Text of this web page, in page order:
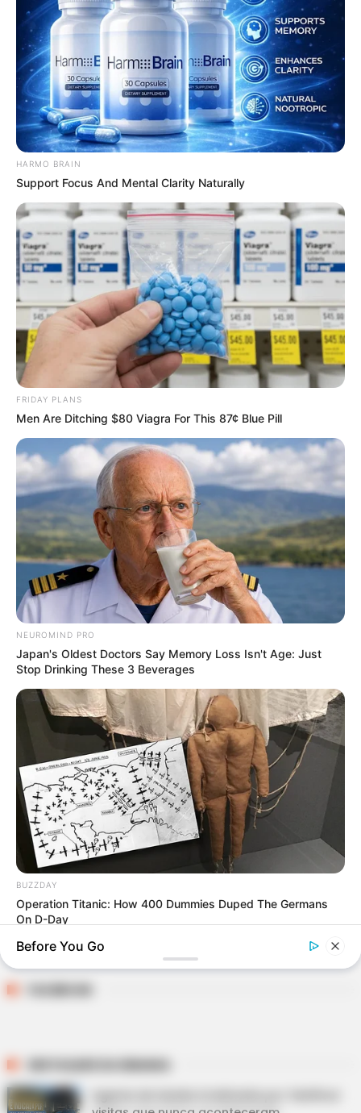
SHARE THIS Share it Tweet
Share it Pin it
PUBLICAÇÕES RELACIONADAS
Notícia
PEC 14: Governo Federal libera
bancada e proposta avança
com apoio massivo no
Congresso.
Jornada de 30 horas para ACS
e ACE avança na Câmara dos
Deputados.
FAÇA O SEU COMENTÁRIO AQUI!
FALE CONOSCO
Nome
E-mail*
Mensagem*
BUSCAR
DESTAQUES
HARMO BRAIN
Support Focus And Mental Clarity Naturally
FRIDAY PLANS
Men Are Ditching $80 Viagra For This 87¢ Blue Pill
NEUROMIND PRO
Japan's Oldest Doctors Say Memory Loss Isn't Age: Just
Stop Drinking These 3 Beverages
BUZZDAY
Operation Titanic: How 400 Dummies Duped The Germans
On D-Day
Before You Go